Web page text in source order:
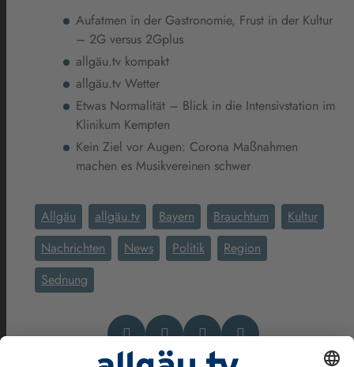
Aufatmen in der Gastronomie, Frust in der Kultur
– 2G versus 2Gplus
allgäu.tv kompakt
allgäu.tv Wetter
Etwas Normalität – Blick in die Intensivstation im
Klinikum Kempten
Kein Ziel vor Augen: Corona Maßnahmen
machen es Musikvereinen schwer
Allgäu allgäu.tv Bayern Brauchtum
Kultur
Nachrichten
News Politik
Region
Sednung